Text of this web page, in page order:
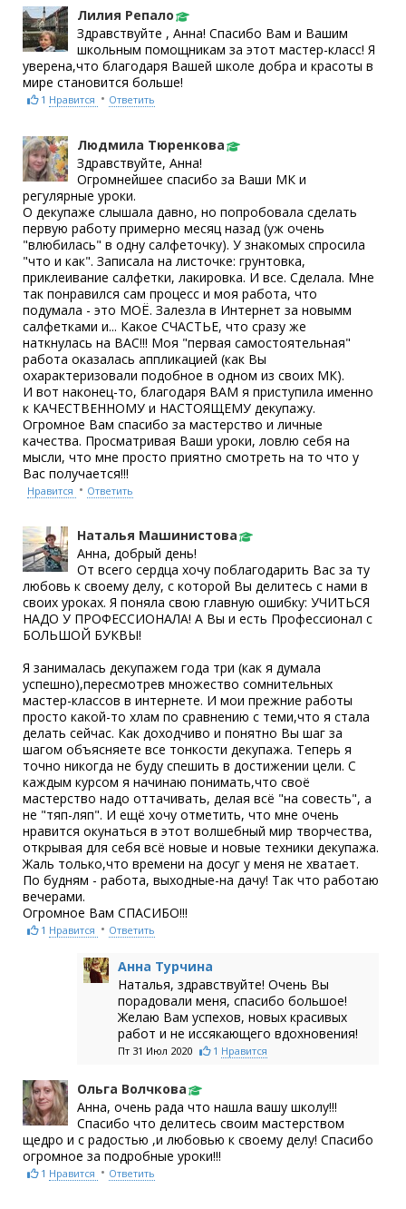
Лилия Репало
Здравствуйте , Анна! Спасибо Вам и Вашим
школьным помощникам за этот мастер-класс! Я
уверена,что благодаря Вашей школе добра и красоты в
мире становится больше!
1 Нравится • Ответить
Людмила Тюренкова
Здравствуйте, Анна!
Огромнейшее спасибо за Ваши МК и
регулярные уроки.
О декупаже слышала давно, но попробовала сделать
первую работу примерно месяц назад (уж очень
"влюбилась" в одну салфеточку). У знакомых спросила
"что и как". Записала на листочке: грунтовка,
приклеивание салфетки, лакировка. И все. Сделала. Мне
так понравился сам процесс и моя работа, что
подумала - это МОЁ. Залезла в Интернет за новымм
салфетками и... Какое СЧАСТЬЕ, что сразу же
наткнулась на ВАС!!! Моя "первая самостоятельная"
работа оказалась аппликацией (как Вы
охарактеризовали подобное в одном из своих МК).
И вот наконец-то, благодаря ВАМ я приступила именно
к КАЧЕСТВЕННОМУ и НАСТОЯЩЕМУ декупажу.
Огромное Вам спасибо за мастерство и личные
качества. Просматривая Ваши уроки, ловлю себя на
мысли, что мне просто приятно смотреть на то что у
Вас получается!!!
Нравится • Ответить
Наталья Машинистова
Анна, добрый день!
От всего сердца хочу поблагодарить Вас за ту
любовь к своему делу, с которой Вы делитесь с нами в
своих уроках. Я поняла свою главную ошибку: УЧИТЬСЯ
НАДО У ПРОФЕССИОНАЛА! А Вы и есть Профессионал с
БОЛЬШОЙ БУКВЫ!
Я занималась декупажем года три (как я думала
успешно),пересмотрев множество сомнительных
мастер-классов в интернете. И мои прежние работы
просто какой-то хлам по сравнению с теми,что я стала
делать сейчас. Как доходчиво и понятно Вы шаг за
шагом объясняете все тонкости декупажа. Теперь я
точно никогда не буду спешить в достижении цели. С
каждым курсом я начинаю понимать,что своё
мастерство надо оттачивать, делая всё "на совесть", а
не "тяп-ляп". И ещё хочу отметить, что мне очень
нравится окунаться в этот волшебный мир творчества,
открывая для себя всё новые и новые техники декупажа.
Жаль только,что времени на досуг у меня не хватает.
По будням - работа, выходные-на дачу! Так что работаю
вечерами.
Огромное Вам СПАСИБО!!!
1 Нравится • Ответить
Анна Турчина
Наталья, здравствуйте! Очень Вы
порадовали меня, спасибо большое!
Желаю Вам успехов, новых красивых
работ и не иссякающего вдохновения!
Пт 31 Июл 2020 1 Нравится
Ольга Волчкова
Анна, очень рада что нашла вашу школу!!!
Спасибо что делитесь своим мастерством
щедро и с радостью ,и любовью к своему делу! Спасибо
огромное за подробные уроки!!!
1 Нравится • Ответить